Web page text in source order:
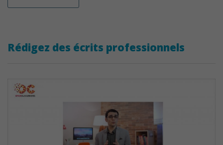
Rédigez des écrits professionnels